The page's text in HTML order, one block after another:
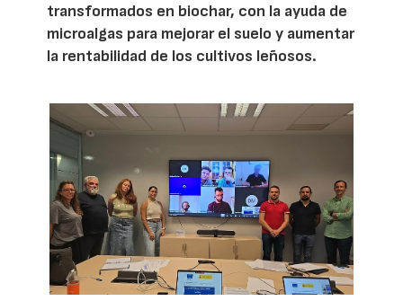
transformados en biochar, con la ayuda de
microalgas para mejorar el suelo y aumentar
la rentabilidad de los cultivos leñosos.